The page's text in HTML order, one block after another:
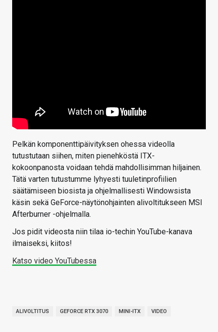
Pelkän komponenttipäivityksen ohessa videolla
tutustutaan siihen, miten pienehköstä ITX-
kokoonpanosta voidaan tehdä mahdollisimman hiljainen.
Tätä varten tutustumme lyhyesti tuuletinprofiilien
säätämiseen biosista ja ohjelmallisesti Windowsista
käsin sekä GeForce-näytönohjainten alivoltitukseen MSI
Afterburner -ohjelmalla.
Jos pidit videosta niin tilaa io-techin YouTube-kanava
ilmaiseksi, kiitos!
Katso video YouTubessa
ALIVOLTITUS GEFORCE RTX 3070 MINI-ITX VIDEO